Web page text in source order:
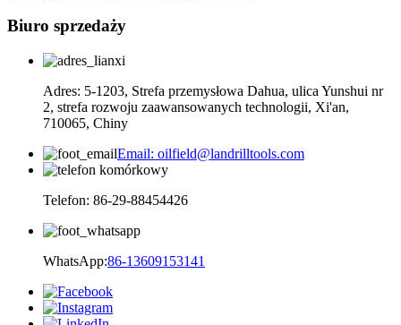
Biuro sprzedaży
Adres: 5-1203, Strefa przemysłowa Dahua, ulica Yunshui nr
2, strefa rozwoju zaawansowanych technologii, Xi'an,
710065, Chiny
Email: oilfield@landrilltools.com
Telefon: 86-29-88454426
WhatsApp:86-13609153141